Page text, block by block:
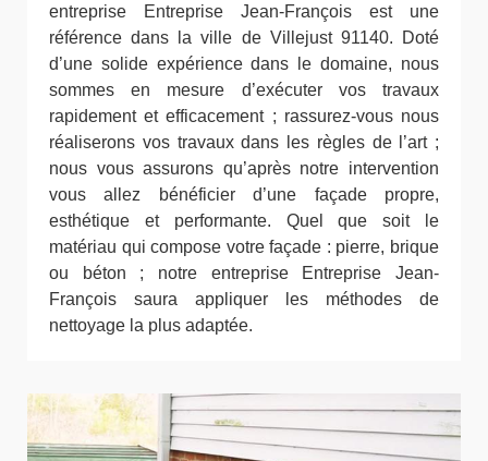
entreprise Entreprise Jean-François est une
référence dans la ville de Villejust 91140. Doté
d’une solide expérience dans le domaine, nous
sommes en mesure d’exécuter vos travaux
rapidement et efficacement ; rassurez-vous nous
réaliserons vos travaux dans les règles de l’art ;
nous vous assurons qu’après notre intervention
vous allez bénéficier d’une façade propre,
esthétique et performante. Quel que soit le
matériau qui compose votre façade : pierre, brique
ou béton ; notre entreprise Entreprise Jean-
François saura appliquer les méthodes de
nettoyage la plus adaptée.